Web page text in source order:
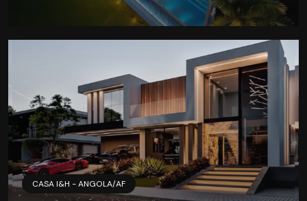
CASA I&H - ANGOLA/AF